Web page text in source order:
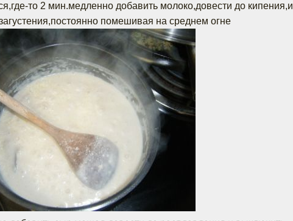
то 2 мин.медленно добавить молоко,довести до кипения,и
помешивая на среднем огне